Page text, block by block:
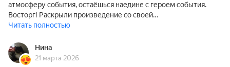
атмосферу события, остаёшься наедине с героем события.
Восторг! Раскрыли произведение со своей…
Читать полностью
Нина
21 марта 2026